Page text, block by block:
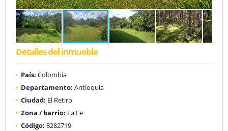
Detalles del inmueble
País: Colombia
Departamento: Antioquia
Ciudad: El Retiro
Zona / barrio: La Fe
Código: 8282719